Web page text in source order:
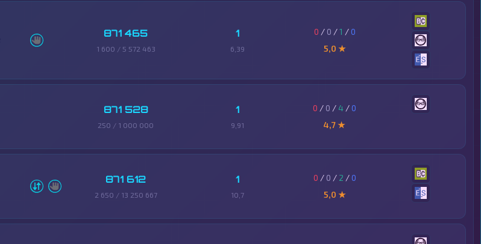
871 465
1 600 / 5 572 463
1
6,39
0 / 0 /1 /0
5,0 ★
871 528
250 / 1 000 000
1
9,91
0 / 0 / 4 /0
4,7 ★
871 612
2 650 / 13 250 667
1
10,7
0 / 0 / 2 /0
5,0 ★